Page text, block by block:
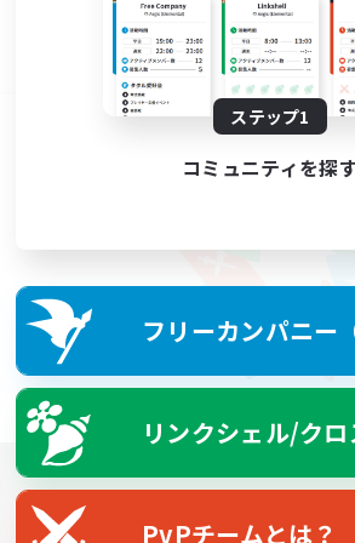
ステップ1
コミュニティを探
フリーカンパニ
リンクシェル/ク
PvPチームとは？